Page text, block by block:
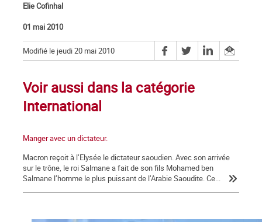
Elie Cofinhal
01 mai 2010
Modifié le jeudi 20 mai 2010
Voir aussi dans la catégorie
International
Manger avec un dictateur.
Macron reçoit à l’Elysée le dictateur saoudien. Avec son arrivée
sur le trône, le roi Salmane a fait de son fils Mohamed ben
Salmane l’homme le plus puissant de l’Arabie Saoudite. Ce...